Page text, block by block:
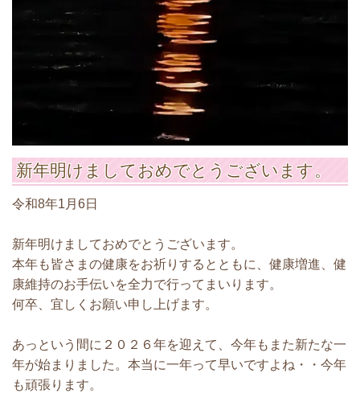
新年明けましておめでとうございます。
令和8年1月6日
新年明けましておめでとうございます。
本年も皆さまの健康をお祈りするとともに、健康増進、健
康維持のお手伝いを全力で行ってまいります。
何卒、宜しくお願い申し上げます。
あっという間に２０２６年を迎えて、今年もまた新たな一
年が始まりました。本当に一年って早いですよね・・今年
も頑張ります。